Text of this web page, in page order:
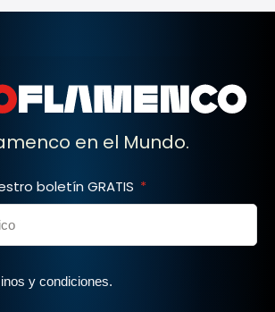
en el Mundo.
boletín GRATIS
y condiciones.